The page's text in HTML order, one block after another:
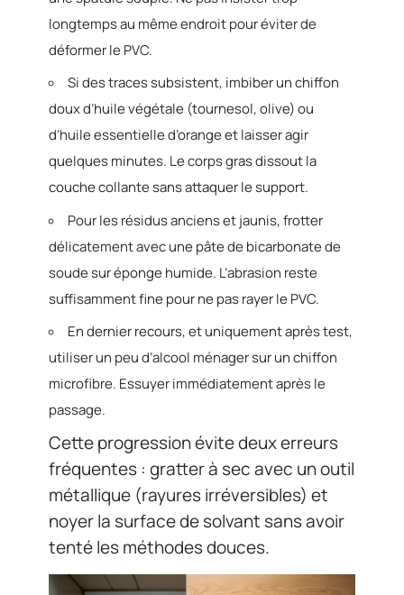
longtemps au même endroit pour éviter de
déformer le PVC.
Si des traces subsistent, imbiber un chiffon
doux d’huile végétale (tournesol, olive) ou
d’huile essentielle d’orange et laisser agir
quelques minutes. Le corps gras dissout la
couche collante sans attaquer le support.
Pour les résidus anciens et jaunis, frotter
délicatement avec une pâte de bicarbonate de
soude sur éponge humide. L’abrasion reste
suffisamment fine pour ne pas rayer le PVC.
En dernier recours, et uniquement après test,
utiliser un peu d’alcool ménager sur un chiffon
microfibre. Essuyer immédiatement après le
passage.
Cette progression évite deux erreurs
fréquentes : gratter à sec avec un outil
métallique (rayures irréversibles) et
noyer la surface de solvant sans avoir
tenté les méthodes douces.